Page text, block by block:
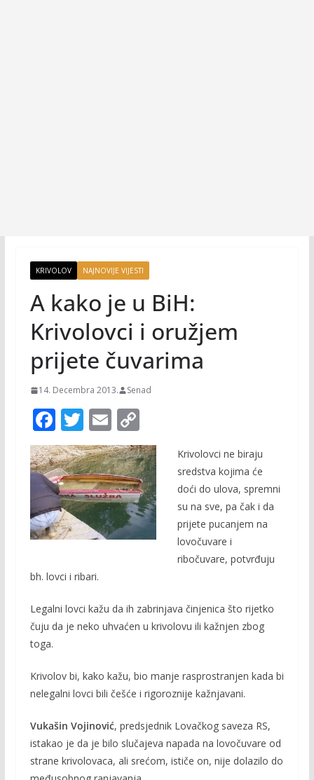
KRIVOLOV NAJNOVIJE VIJESTI
A kako je u BiH:
Krivolovci i oružjem
prijete čuvarima
14. Decembra 2013. Senad
F
ac
e
b
o
o
T
w
itt
er
E
m
ai
l
C
o
p
y
Li
n
Krivolovci ne biraju
sredstva kojima će
doći do ulova, spremni
su na sve, pa čak i da
prijete pucanjem na
lovočuvare i
ribočuvare, potvrđuju
bh. lovci i ribari.
Legalni lovci kažu da ih zabrinjava činjenica što rijetko
čuju da je neko uhvaćen u krivolovu ili kažnjen zbog
toga.
Krivolov bi, kako kažu, bio manje rasprostranjen kada bi
nelegalni lovci bili češće i rigoroznije kažnjavani.
Vukašin Vojinović, predsjednik Lovačkog saveza RS,
istakao je da je bilo slučajeva napada na lovočuvare od
strane krivolovaca, ali srećom, ističe on, nije dolazilo do